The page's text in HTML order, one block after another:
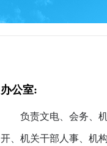
办公室:
负责文电、会务、
开、机关干部人事、机